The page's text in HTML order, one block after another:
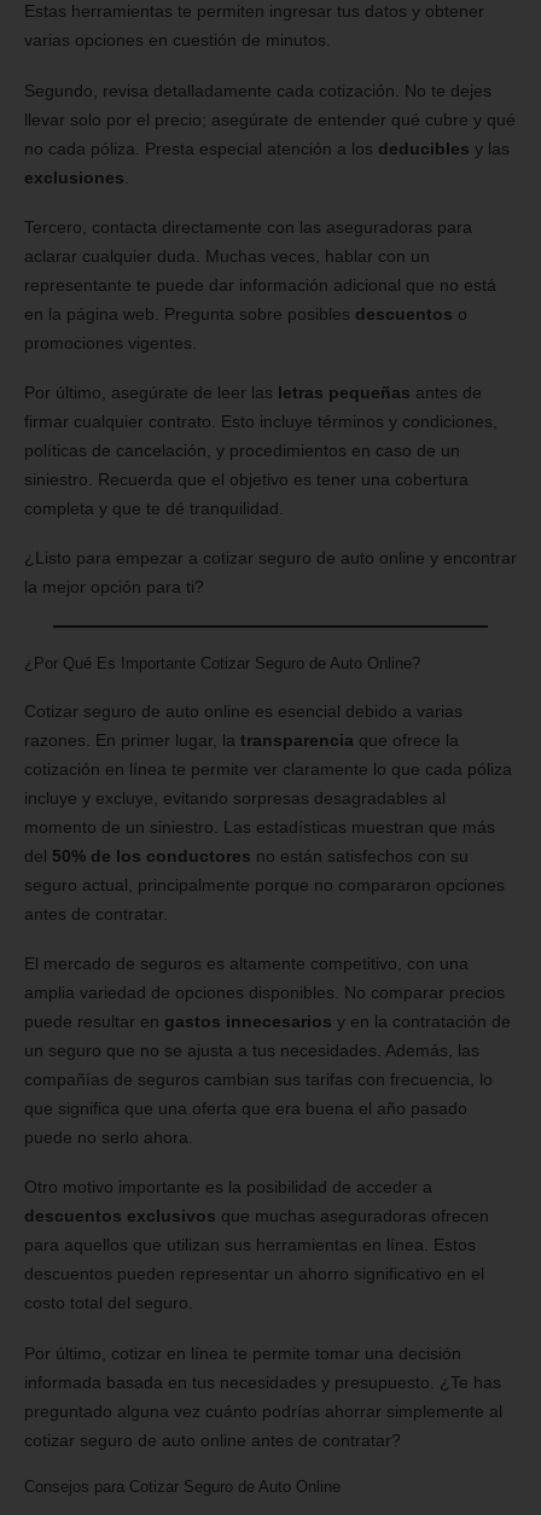
Estas herramientas te permiten ingresar tus datos y obtener
varias opciones en cuestión de minutos.
Segundo, revisa detalladamente cada cotización. No te dejes
llevar solo por el precio; asegúrate de entender qué cubre y qué
no cada póliza. Presta especial atención a los deducibles y las
exclusiones
Tercero, contacta directamente con las aseguradoras para
aclarar cualquier duda. Muchas veces, hablar con un
representante te puede dar información adicional que no está
en la página web. Pregunta sobre posibles descuentos o
promociones vigentes.
Por último, asegúrate de leer las letras pequeñas antes de
firmar cualquier contrato. Esto incluye términos y condiciones,
políticas de cancelación, y procedimientos en caso de un
siniestro. Recuerda que el objetivo es tener una cobertura
completa y que te dé tranquilidad.
¿Listo para empezar a cotizar seguro de auto online y encontrar
la mejor opción para ti?
¿Por Qué Es Importante Cotizar Seguro de Auto Online?
Cotizar seguro de auto online es esencial debido a varias
razones. En primer lugar, la transparencia que ofrece la
cotización en línea te permite ver claramente lo que cada póliza
incluye y excluye, evitando sorpresas desagradables al
momento de un siniestro. Las estadísticas muestran que más
del 50% de los conductores no están satisfechos con su
seguro actual, principalmente porque no compararon opciones
antes de contratar.
El mercado de seguros es altamente competitivo, con una
amplia variedad de opciones disponibles. No comparar precios
puede resultar en gastos innecesarios y en la contratación de
un seguro que no se ajusta a tus necesidades. Además, las
compañías de seguros cambian sus tarifas con frecuencia, lo
que significa que una oferta que era buena el año pasado
puede no serlo ahora.
Otro motivo importante es la posibilidad de acceder a
descuentos exclusivos que muchas aseguradoras ofrecen
para aquellos que utilizan sus herramientas en línea. Estos
descuentos pueden representar un ahorro significativo en el
costo total del seguro.
Por último, cotizar en línea te permite tomar una decisión
informada basada en tus necesidades y presupuesto. ¿Te has
preguntado alguna vez cuánto podrías ahorrar simplemente al
cotizar seguro de auto online antes de contratar?
Consejos para Cotizar Seguro de Auto Online